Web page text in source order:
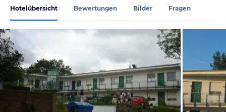
Hotelübersicht Bewertungen Bilder Fragen